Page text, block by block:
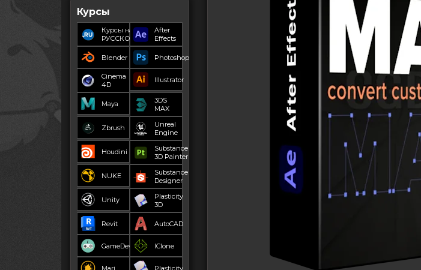
Курсы
Курсы на
РУССКОМ
After
Effects
Blender Photoshop
Cinema
4D
Illustrator
Maya
3DS
MAX
Zbrush
Unreal
Engine
Houdini
Substance
3D Painter
NUKE
Substance
Designer
Unity
Plasticity
3D
Revit AutoCAD
GameDev IClone
Mari Plasticity